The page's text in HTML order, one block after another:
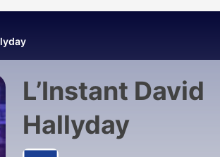
L’Instant David
Hallyday